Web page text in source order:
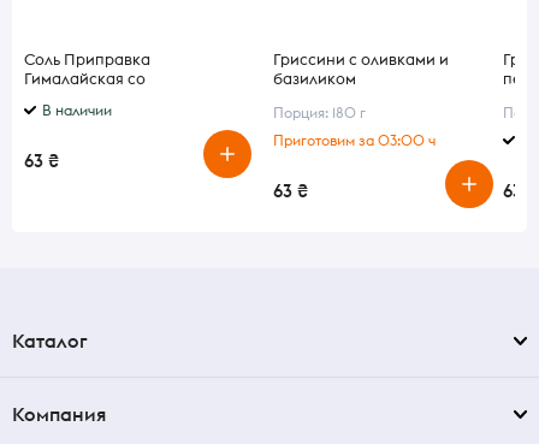
Соль Приправка
Гималайская со
травами 200 г
В наличии
63 ₴
Гриссини с оливками и
базиликом
Порция: 180 г
Приготовим за 03:00 ч
63 ₴ 63 ₴
Каталог
Компания